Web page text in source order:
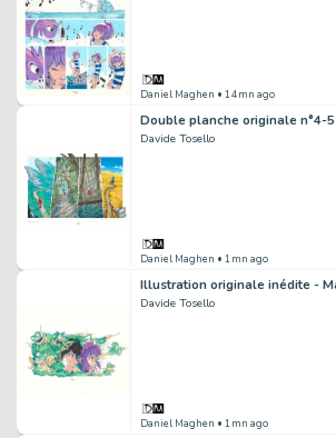
Daniel Maghen • 14mn ago
Davide Tosello
Daniel Maghen • 1mn ago
Davide Tosello
Daniel Maghen • 1mn ago